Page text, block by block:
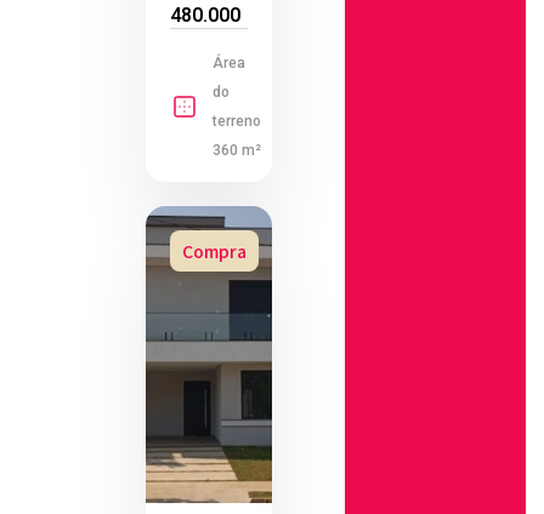
480.000
Área
do
terreno
360 m²
Compra